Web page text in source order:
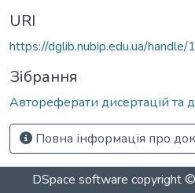
URI
https://dglib.nubip.edu.ua/
Зібрання
Автореферати дисертацій та
Повна інформація про
DSpace software copyright